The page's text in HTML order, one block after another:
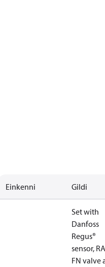
Einkenni Gildi
Set with
Danfoss
Regus®
sensor,
FN valve